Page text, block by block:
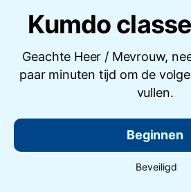
Kumdo
Geachte Heer / Mevrouw,
paar minuten tijd om de
vullen.
Beginnen
Beveiligd